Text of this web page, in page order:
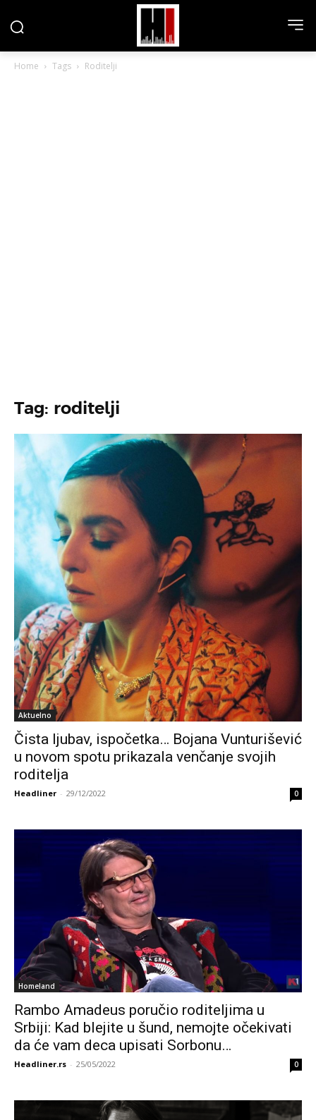
Home Tags Roditelji
Tag: roditelji
Aktuelno
Čista ljubav, ispočetka… Bojana Vunturišević
u novom spotu prikazala venčanje svojih
roditelja
Headliner - 29/12/2022 0
Homeland
Rambo Amadeus poručio roditeljima u
Srbiji: Kad blejite u šund, nemojte očekivati
da će vam deca upisati Sorbonu…
Headliner.rs - 25/05/2022 0